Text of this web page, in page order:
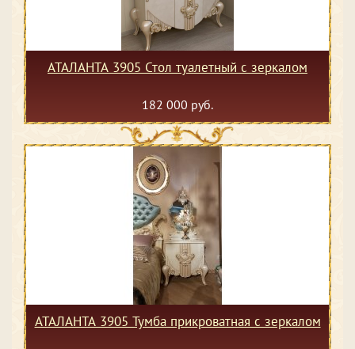
АТАЛАНТА 3905 Стол туалетный с зеркалом
182 000 руб.
АТАЛАНТА 3905 Тумба прикроватная с зеркалом